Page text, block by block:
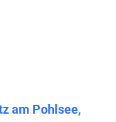
am Pohlsee,